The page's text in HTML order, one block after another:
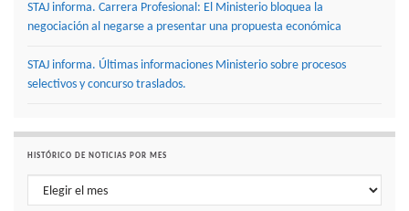
STAJ informa. Carrera Profesional: El Ministerio bloquea la
negociación al negarse a presentar una propuesta económica
STAJ informa. Últimas informaciones Ministerio sobre procesos
selectivos y concurso traslados.
HISTÓRICO DE NOTICIAS POR MES
Histórico de noticias por mes